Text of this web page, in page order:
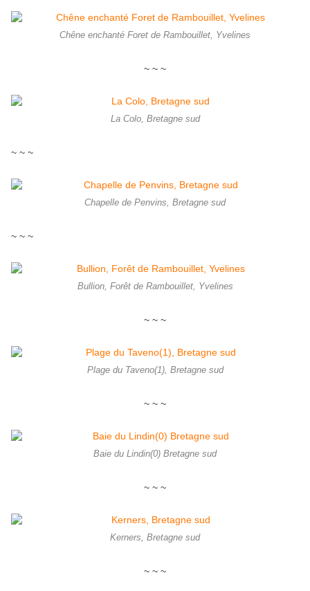
Chêne enchanté Foret de Rambouillet, Yvelines
~ ~ ~
La Colo, Bretagne sud
~ ~ ~
Chapelle de Penvins, Bretagne sud
~ ~ ~
Bullion, Forêt de Rambouillet, Yvelines
~ ~ ~
Plage du Taveno(1), Bretagne sud
~ ~ ~
Baie du Lindin(0) Bretagne sud
~ ~ ~
Kerners, Bretagne sud
~ ~ ~